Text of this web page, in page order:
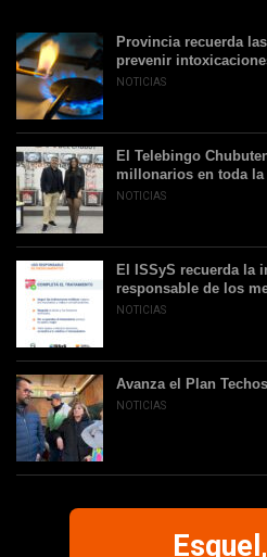
Provincia recuerda
prevenir
NOTICIAS
El Telebingo
millonarios en toda
NOTICIAS
El ISSyS recuerda la
responsable de los
NOTICIAS
Avanza el Plan
NOTICIAS